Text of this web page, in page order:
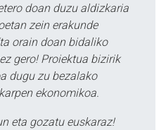
doan duzu aldizkaria
zein erakunde
orain doan bidaliko
gero! Proiektua bizirik
dugu zu bezalako
ekonomikoa.
eta gozatu euskaraz!